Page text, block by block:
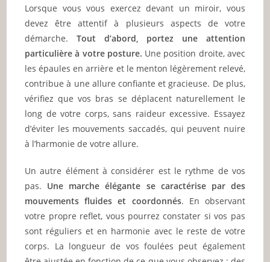
Lorsque vous vous exercez devant un miroir, vous
devez être attentif à plusieurs aspects de votre
démarche. Tout d’abord, portez une attention
particulière à votre posture. Une position droite, avec
les épaules en arrière et le menton légèrement relevé,
contribue à une allure confiante et gracieuse. De plus,
vérifiez que vos bras se déplacent naturellement le
long de votre corps, sans raideur excessive. Essayez
d’éviter les mouvements saccadés, qui peuvent nuire
à l’harmonie de votre allure.
Un autre élément à considérer est le rythme de vos
pas. Une marche élégante se caractérise par des
mouvements fluides et coordonnés. En observant
votre propre reflet, vous pourrez constater si vos pas
sont réguliers et en harmonie avec le reste de votre
corps. La longueur de vos foulées peut également